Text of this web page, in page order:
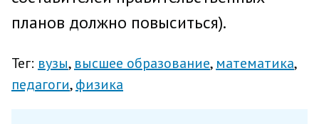
планов должно повыситься).
Тег: вузы высшее образование математика
педагоги физика